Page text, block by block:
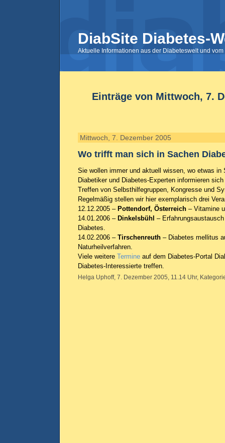
DiabSite Diabetes-
Aktuelle Informationen aus der Diabeteswelt und
Einträge von Mittwoch, 7.
Mittwoch, 7. Dezember 2005
Wo trifft man sich in Sachen
Sie wollen immer und aktuell wissen, wo etwas in
Diabetiker und Diabetes-Experten informieren
Treffen von Selbsthilfegruppen, Kongresse und
Regelmäßig stellen wir hier exemplarisch drei
12.12.2005 – Pottendorf, Österreich – Vitamine
14.01.2006 – Dinkelsbühl –
Diabetes.
14.02.2006 – Tirschenreuth – Diabetes mellitus
Naturheilverfahren.
Viele weitere Termine auf dem Diabetes-Portal
Diabetes-Interessierte treffen.
Helga Uphoff, 7. Dezember 2005, 11.14 Uhr,